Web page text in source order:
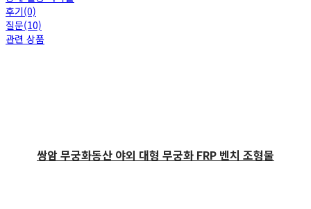
후기(0)
질문(10)
관련 상품
쌍암 무궁화동산 야외 대형 무궁화 FRP 벤치 조형물